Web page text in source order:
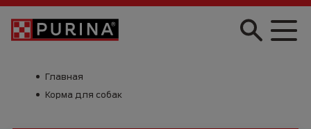
Skip to main content
Главная
Корма для собак